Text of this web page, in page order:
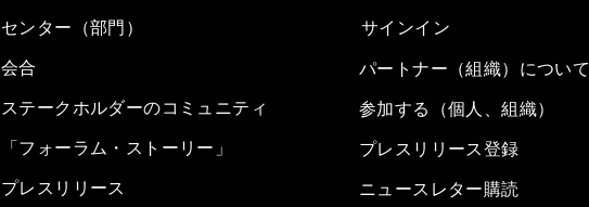
センター（部門）
会合
ステークホルダーのコミュニティ
「フォーラム・ストーリー」
プレスリリース
サインイン
パートナー（組織）について
参加する（個人、組織）
プレスリリース登録
ニュースレター購読